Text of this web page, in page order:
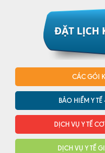
CÁC GÓI
BẢO HIỂM Y
DỊCH VỤ Y TẾ
DỊCH VỤ Y TẾ